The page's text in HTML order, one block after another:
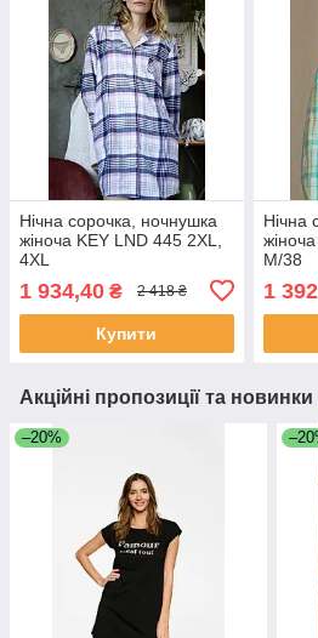
Нічна сорочка, ночнушка
жіноча KEY LND 445 2XL,
4XL
1 934,40 ₴ 2 418 ₴
Купити
Нічна
М/38
1 392
Акційні пропозиції та новинки
–20%